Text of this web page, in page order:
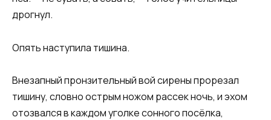
дрогнул.
Опять наступила тишина.
Внезапный пронзительный вой сирены прорезал
тишину, словно острым ножом рассек ночь, и эхом
отозвался в каждом уголке сонного посёлка,